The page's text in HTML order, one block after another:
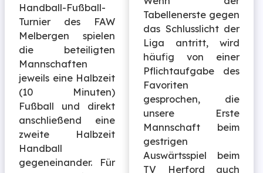
Handball-Fußball-
Turnier des FAW
Melbergen spielen
die beteiligten
Mannschaften
jeweils eine Halbzeit
(10 Minuten)
Fußball und direkt
anschließend eine
zweite Halbzeit
Handball
gegeneinander. Für
Tabellenerste gegen
das Schlusslicht der
Liga antritt, wird
häufig von einer
Pflichtaufgabe des
Favoriten
gesprochen, die
unsere Erste
Mannschaft beim
gestrigen
Auswärtsspiel beim
TV Herford auch